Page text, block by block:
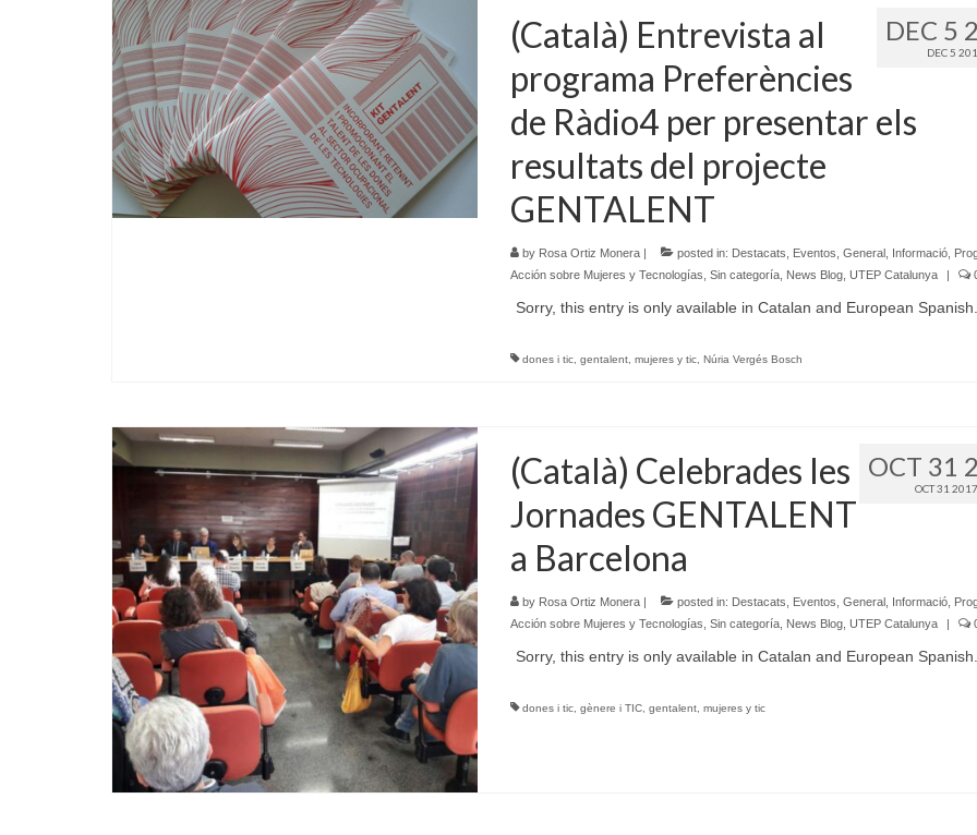
DEC 5
DEC 5
(Català) Entrevista al
programa Preferències
de Ràdio4 per presentar els
resultats del projecte
GENTALENT
by Rosa Ortiz Monera| posted in: Destacats Eventos General, Informació,
Acción sobre Mujeres y Tecnologías Sin categoría, News Blog, UTEP Catalunya |
Sorry, this entry is only available in Catalan and European Spanish.
dones i tic, gentalent, mujeres y tic, Núria Vergés Bosch
OCT 31
OCT 31 2017
(Català) Celebrades les
Jornades GENTALENT
a Barcelona
by Rosa Ortiz Monera| posted in: Destacats Eventos General, Informació,
Acción sobre Mujeres y Tecnologías Sin categoría, News Blog, UTEP Catalunya |
Sorry, this entry is only available in Catalan and European Spanish.
dones i tic, gènere i TIC, gentalent, mujeres y tic